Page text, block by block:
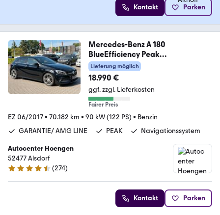
Kontakt Parken
Mercedes-Benz A 180
BlueEfficiency Peak
Garantie*Amg Line*KeyL
Lieferung möglich
18.990 €
ggf. zzgl. Lieferkosten
Fairer Preis
EZ 06/2017• 70.182 km • 90 kW (122 PS) • Benzin
GARANTIE/ AMG LINE
PEAK Navigationssystem
Autocenter Hoengen
52477 Alsdorf
4.5 Sterne
(274)
Kontakt Parken